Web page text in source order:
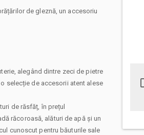
de gleznă, un accesoriu
alegând dintre zeci de pietre
selecție de accesorii atent alese
de răsfăț, în prețul
răcoroasă, alături de apă și un
cunoscut pentru băuturile sale